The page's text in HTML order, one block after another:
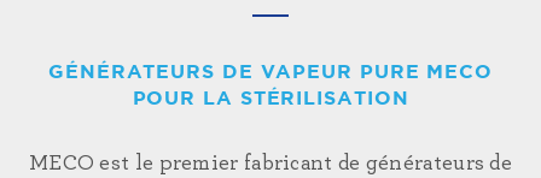
GÉNÉRATEURS DE VAPEUR PURE MECO
POUR LA STÉRILISATION
MECO est le premier fabricant de générateurs de